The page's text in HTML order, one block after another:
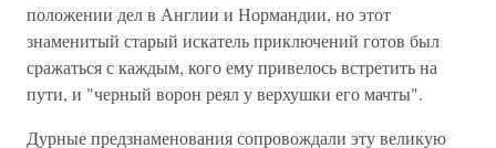
положении дел в Англии и Нормандии, но этот
знаменитый старый искатель приключений готов был
сражаться с каждым, кого ему привелось встретить на
пути, и "черный ворон реял у верхушки его мачты".
Дурные предзнаменования сопровождали эту великую